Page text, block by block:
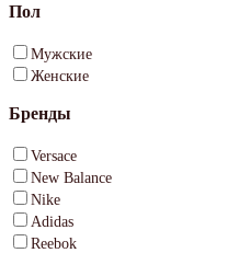
Пол
Мужские
Женские
Бренды
Versace
New Balance
Nike
Adidas
Reebok